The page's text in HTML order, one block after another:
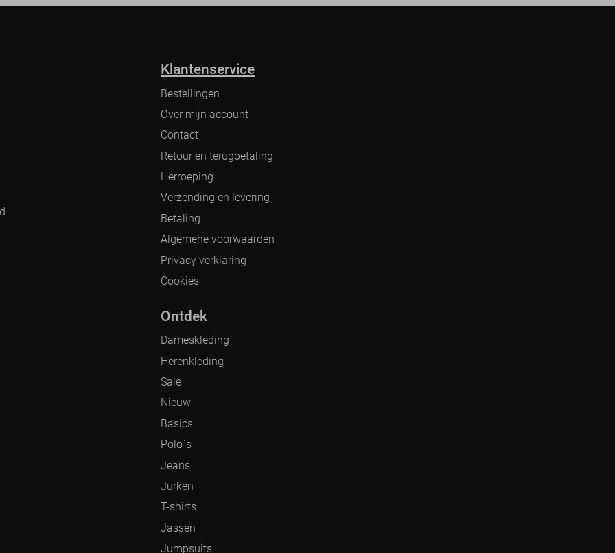
Klantenservice
Bestellingen
Over mijn account
Contact
Retour en terugbetaling
Herroeping
Verzending en levering
Betaling
Algemene voorwaarden
Privacy verklaring
Cookies
Ontdek
Dameskleding
Herenkleding
Sale
Nieuw
Basics
Polo`s
Jeans
Jurken
T-shirts
Jassen
Jumpsuits